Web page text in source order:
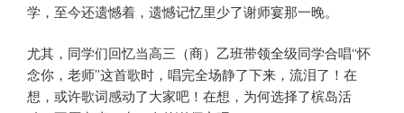
学，至今还遗憾着，遗憾记忆里少了谢师宴那一晚。
尤其，同学们回忆当高三（商）乙班带领全级同学合唱“怀
念你，老师”这首歌时，唱完全场静了下来，流泪了！在
想，或许歌词感动了大家吧！在想，为何选择了槟岛活